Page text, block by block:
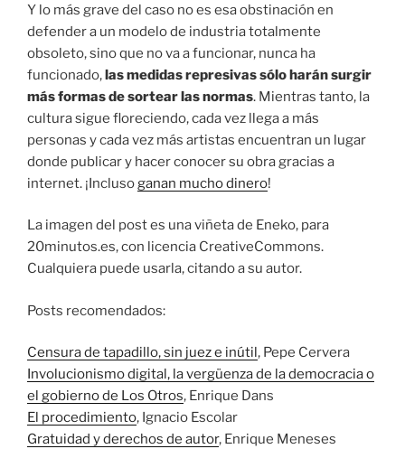
Y lo más grave del caso no es esa obstinación en
defender a un modelo de industria totalmente
obsoleto, sino que no va a funcionar, nunca ha
funcionado,las medidas represivas sólo harán surgir
más formas de sortear las normas. Mientras tanto, la
cultura sigue floreciendo, cada vez llega a más
personas y cada vez más artistas encuentran un lugar
donde publicar y hacer conocer su obra gracias a
internet. ¡Incluso ganan mucho dinero!
La imagen del post es una viñeta de Eneko, para
20minutos.es, con licencia CreativeCommons.
Cualquiera puede usarla, citando a su autor.
Posts recomendados:
Censura de tapadillo, sin juez e inútil, Pepe Cervera
Involucionismo digital, la vergüenza de la democracia o
el gobierno de Los Otros, Enrique Dans
El procedimiento, Ignacio Escolar
Gratuidad y derechos de autor, Enrique Meneses